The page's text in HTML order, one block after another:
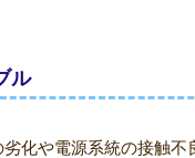
ル
化や電源系統の接触不